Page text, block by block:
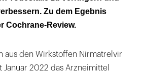
Zu dem Egebnis
Cochrane-Review.
aus den Wirkstoffen Nirmatrelvir
Januar 2022 das Arzneimittel